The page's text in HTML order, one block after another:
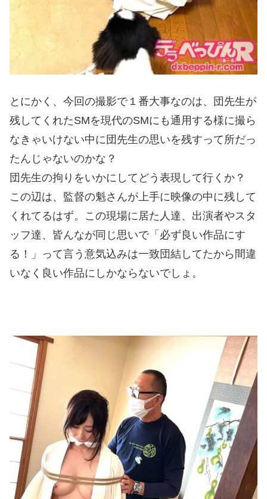
とにかく、今回の撮影で１番大事なのは、団先生が
残してくれたSMを現代のSMにも通用する様に撮ら
なきゃいけない中に団先生の思いを残すって所だっ
たんじゃないのかな？
団先生の拘りをいかにしてどう表現して行くか？
この辺は、監督の魁さんが上手に映像の中に残して
くれてるはず。この現場に居た人達、出演者やスタ
ッフ達、皆んなが同じ思いで「必ず良い作品にす
る！」って言う意気込みは一致団結してたから間違
いなく良い作品にしかならないでしょ。